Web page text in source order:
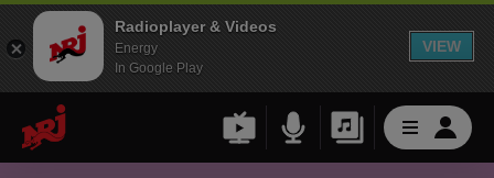
Radioplayer & Videos
Energy
In Google Play
VIEW